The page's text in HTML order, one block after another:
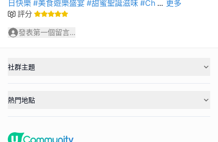
日快樂 #美食遊樂盛宴 #甜蜜聖誕滋味 #Ch ... 更多
評分
發表第一個留言...
社群主題
熱門地點